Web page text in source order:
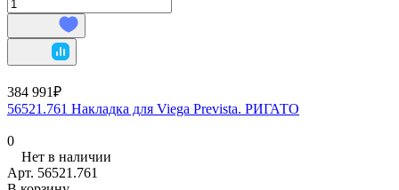
384 991₽
56521.761 Накладка для Viega Prevista. РИГАТО
0
Нет в наличии
Арт. 56521.761